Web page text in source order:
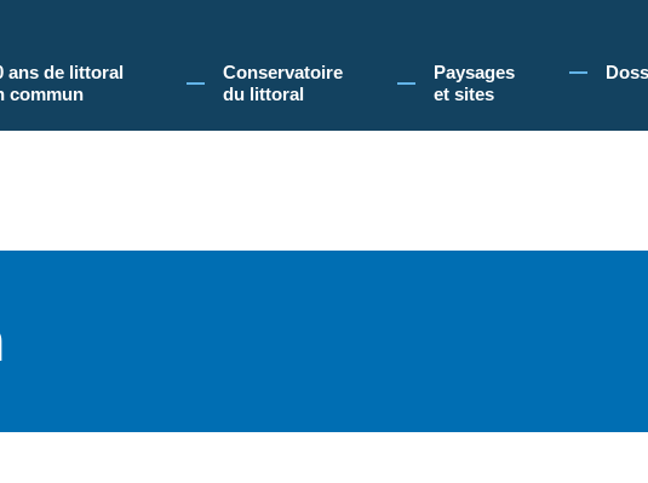
sur le site du Conservatoire du littoral, vous acceptez l'utilisation de cookies pour vous
ans de littoral
commun​
Conservatoire
du littoral
Paysages
et sites